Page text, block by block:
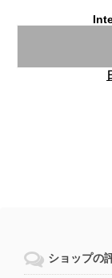
ショップの